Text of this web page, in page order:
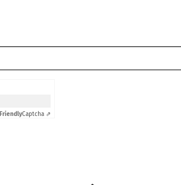
FriendlyCaptcha ⇗